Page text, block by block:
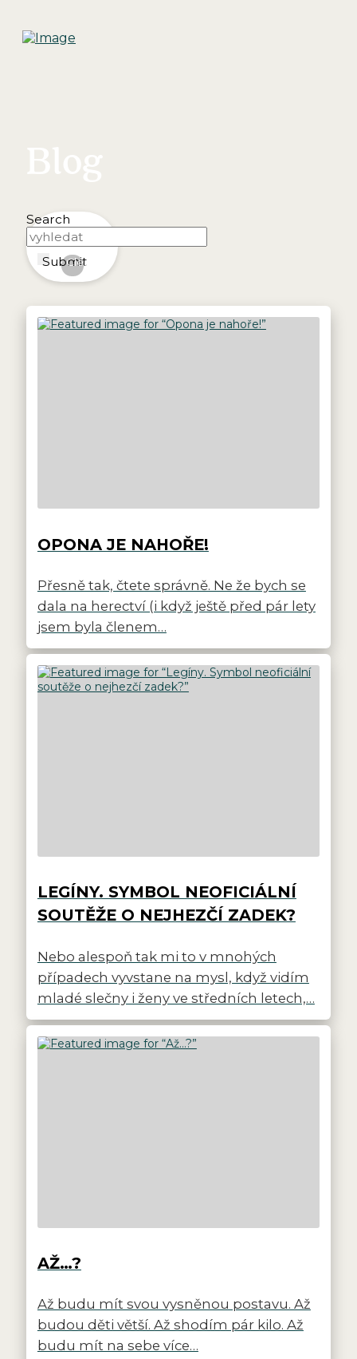
Search
Submit
Clear
OPONA JE NAHOŘE!
Přesně tak, čtete správně. Ne že bych se
dala na herectví (i když ještě před pár lety
jsem byla členem…
LEGÍNY. SYMBOL NEOFICIÁLNÍ
SOUTĚŽE O NEJHEZČÍ ZADEK?
Nebo alespoň tak mi to v mnohých
případech vyvstane na mysl, když vidím
mladé slečny i ženy ve středních letech,…
AŽ…?
Až budu mít svou vysněnou postavu. Až
budou děti větší. Až shodím pár kilo. Až
budu mít na sebe více…